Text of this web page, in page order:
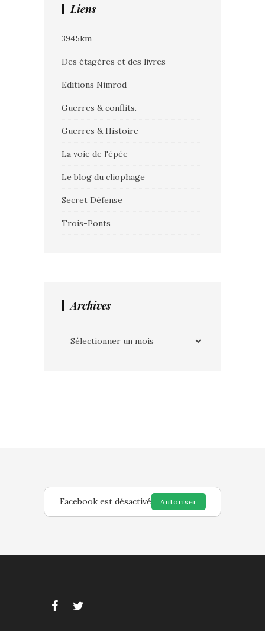
Liens
3945km
Des étagères et des livres
Editions Nimrod
Guerres & conflits.
Guerres & Histoire
La voie de l'épée
Le blog du cliophage
Secret Défense
Trois-Ponts
Archives
Facebook est désactivé Autoriser